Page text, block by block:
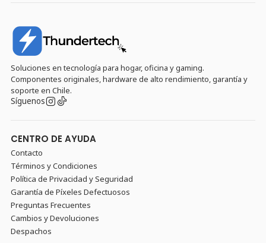
Soluciones en tecnología para hogar, oficina y gaming.
Componentes originales, hardware de alto rendimiento, garantía y
soporte en Chile.
Síguenos
CENTRO DE AYUDA
Contacto
Términos y Condiciones
Política de Privacidad y Seguridad
Garantía de Píxeles Defectuosos
Preguntas Frecuentes
Cambios y Devoluciones
Despachos